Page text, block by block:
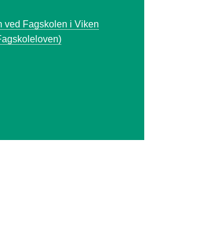
ved Fagskolen i Viken